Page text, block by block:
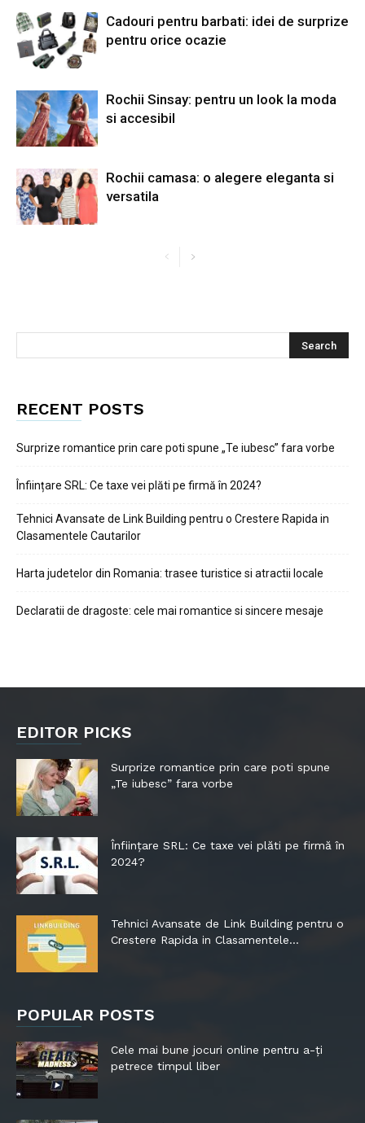
Cadouri pentru barbati: idei de surprize
pentru orice ocazie
Rochii Sinsay: pentru un look la moda
si accesibil
Rochii camasa: o alegere eleganta si
versatila
RECENT POSTS
Surprize romantice prin care poti spune „Te iubesc” fara vorbe
Înființare SRL: Ce taxe vei plăti pe firmă în 2024?
Tehnici Avansate de Link Building pentru o Crestere Rapida in
Clasamentele Cautarilor
Harta judetelor din Romania: trasee turistice si atractii locale
Declaratii de dragoste: cele mai romantice si sincere mesaje
EDITOR PICKS
Surprize romantice prin care poti spune
„Te iubesc” fara vorbe
Înființare SRL: Ce taxe vei plăti pe firmă în
2024?
Tehnici Avansate de Link Building pentru o
Crestere Rapida in Clasamentele...
POPULAR POSTS
Cele mai bune jocuri online pentru a-ți
petrece timpul liber